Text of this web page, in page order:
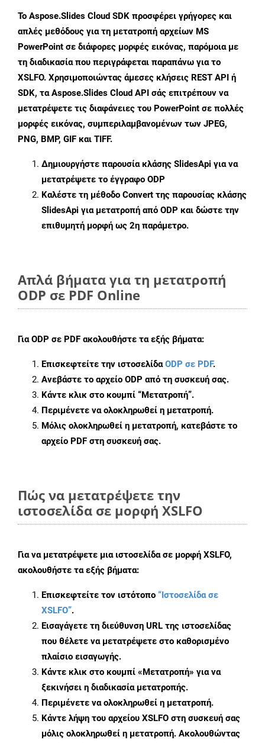
Το Aspose.Slides Cloud SDK προσφέρει γρήγορες και
απλές μεθόδους για τη μετατροπή αρχείων MS
PowerPoint σε διάφορες μορφές εικόνας, παρόμοια με
τη διαδικασία που περιγράφεται παραπάνω για το
XSLFO. Χρησιμοποιώντας άμεσες κλήσεις REST API ή
SDK, τα Aspose.Slides Cloud API σάς επιτρέπουν να
μετατρέψετε τις διαφάνειες του PowerPoint σε πολλές
μορφές εικόνας, συμπεριλαμβανομένων των JPEG,
PNG, BMP, GIF και TIFF.
Δημιουργήστε παρουσία κλάσης SlidesApi για να
μετατρέψετε το έγγραφο ODP
Καλέστε τη μέθοδο Convert της παρουσίας κλάσης
SlidesApi για μετατροπή από ODP και δώστε την
επιθυμητή μορφή ως 2η παράμετρο.
Απλά βήματα για τη μετατροπή
ODP σε PDF Online
ΓιαODP σε PDF ακολουθήστε τα εξής βήματα:
Επισκεφτείτε την ιστοσελίδαODP σε PDF.
Ανεβάστε το αρχείο ODP από τη συσκευή σας.
Κάντε κλικ στο κουμπί “Μετατροπή”.
Περιμένετε να ολοκληρωθεί η μετατροπή.
Μόλις ολοκληρωθεί η μετατροπή, κατεβάστε το
αρχείο PDF στη συσκευή σας.
Πώς να μετατρέψετε την
ιστοσελίδα σε μορφή XSLFO
Για να μετατρέψετε μια ιστοσελίδα σε μορφή XSLFO,
ακολουθήστε τα εξής βήματα:
Επισκεφτείτε τον ιστότοπο “Ιστοσελίδα σε
XSLFO”.
Εισαγάγετε τη διεύθυνση URL της ιστοσελίδας
που θέλετε να μετατρέψετε στο καθορισμένο
πλαίσιο εισαγωγής.
Κάντε κλικ στο κουμπί «Μετατροπή» για να
ξεκινήσει η διαδικασία μετατροπής.
Περιμένετε να ολοκληρωθεί η μετατροπή.
Κάντε λήψη του αρχείου XSLFO στη συσκευή σας
μόλις ολοκληρωθεί η μετατροπή. Ακολουθώντας